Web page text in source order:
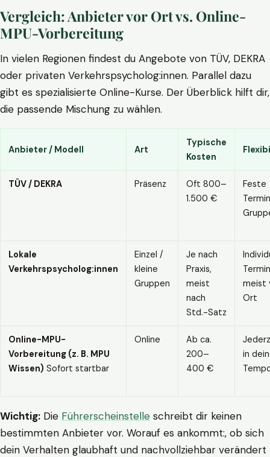
Vergleich: Anbieter vor Ort vs. Online-
MPU-Vorbereitung
In vielen Regionen findest du Angebote von TÜV, DEKRA
oder privaten Verkehrspsycholog:innen. Parallel dazu
gibt es spezialisierte Online-Kurse. Der Überblick hilft dir,
die passende Mischung zu wählen.
Anbieter / Modell Art
Typische
Kosten
TÜV / DEKRA Präsenz
Oft 800–
1.500 €
Feste
Lokale
Verkehrspsycholog:innen
Einzel /
kleine
Gruppen
Je nach
Praxis,
meist
nach
Std.-Satz
meist
Ort
Online-MPU-
Vorbereitung (z. B. MPU
Wissen) Sofort startbar
Online
Ab ca.
200–
400 €
in
Wichtig: Die Führerscheinstelle schreibt dir keinen
bestimmten Anbieter vor. Worauf es ankommt:, ob sich
dein Verhalten glaubhaft und nachvollziehbar verändert